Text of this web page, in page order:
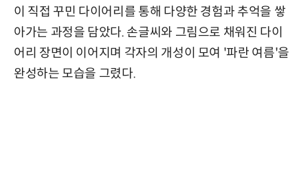
이 직접 꾸민 다이어리를 통해 다양한 경험과 추억을 쌓
아가는 과정을 담았다. 손글씨와 그림으로 채워진 다이
어리 장면이 이어지며 각자의 개성이 모여 '파란 여름'을
완성하는 모습을 그렸다.